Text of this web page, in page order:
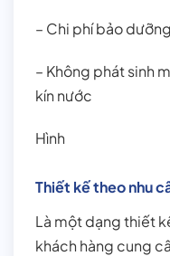
– Chi phí bảo
– Không phát sinh
kín nước
Hình
Thiết kế theo nhu
Là một dạng thiết
khách hàng cung